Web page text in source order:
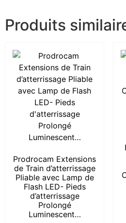
Produits
Prodrocam Extensions
de Train d’atterrissage
Pliable avec Lamp de
Flash LED- Pieds
d’atterrissage
Prolongé
Luminescent…